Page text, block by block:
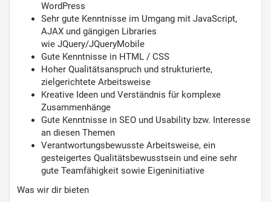
WordPress
Sehr gute Kenntnisse im Umgang mit JavaScript,
AJAX und gängigen Libraries
wie JQuery/JQueryMobile
Gute Kenntnisse in HTML / CSS
Hoher Qualitätsanspruch und strukturierte,
zielgerichtete Arbeitsweise
Kreative Ideen und Verständnis für komplexe
Zusammenhänge
Gute Kenntnisse in SEO und Usability bzw. Interesse
an diesen Themen
Verantwortungsbewusste Arbeitsweise, ein
gesteigertes Qualitätsbewusstsein und eine sehr
gute Teamfähigkeit sowie Eigeninitiative
Was wir dir bieten